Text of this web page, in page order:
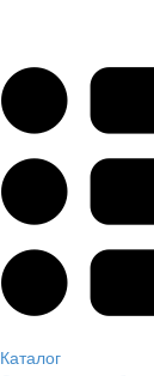
Каталог